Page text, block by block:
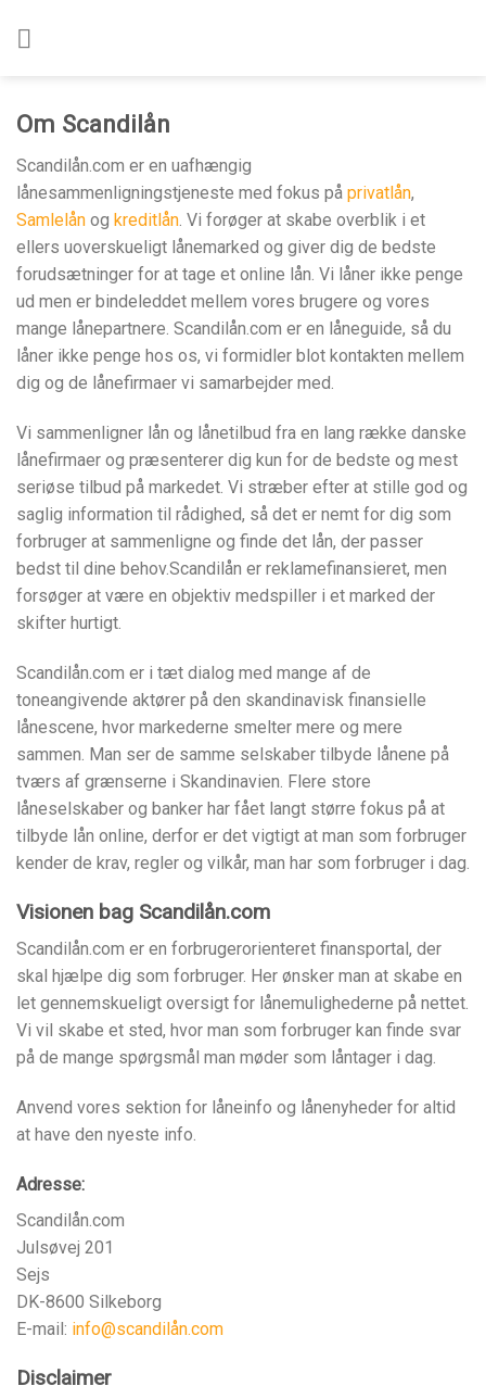
Om Scandilån
Scandilån.com er en uafhængig
lånesammenligningstjeneste med fokus på privatlån,
Samlelån og kreditlån. Vi forøger at skabe overblik i et
ellers uoverskueligt lånemarked og giver dig de bedste
forudsætninger for at tage et online lån. Vi låner ikke penge
ud men er bindeleddet mellem vores brugere og vores
mange lånepartnere. Scandilån.com er en låneguide, så du
låner ikke penge hos os, vi formidler blot kontakten mellem
dig og de lånefirmaer vi samarbejder med.
Vi sammenligner lån og lånetilbud fra en lang række danske
lånefirmaer og præsenterer dig kun for de bedste og mest
seriøse tilbud på markedet. Vi stræber efter at stille god og
saglig information til rådighed, så det er nemt for dig som
forbruger at sammenligne og finde det lån, der passer
bedst til dine behov.Scandilån er reklamefinansieret, men
forsøger at være en objektiv medspiller i et marked der
skifter hurtigt.
Scandilån.com er i tæt dialog med mange af de
toneangivende aktører på den skandinavisk finansielle
lånescene, hvor markederne smelter mere og mere
sammen. Man ser de samme selskaber tilbyde lånene på
tværs af grænserne i Skandinavien. Flere store
låneselskaber og banker har fået langt større fokus på at
tilbyde lån online, derfor er det vigtigt at man som forbruger
kender de krav, regler og vilkår, man har som forbruger i dag.
Visionen bag Scandilån.com
Scandilån.com er en forbrugerorienteret finansportal, der
skal hjælpe dig som forbruger. Her ønsker man at skabe en
let gennemskueligt oversigt for lånemulighederne på nettet.
Vi vil skabe et sted, hvor man som forbruger kan finde svar
på de mange spørgsmål man møder som låntager i dag.
Anvend vores sektion for låneinfo og lånenyheder for altid
at have den nyeste info.
Adresse:
Scandilån.com
Julsøvej 201
Sejs
DK-8600 Silkeborg
E-mail: info@scandilån.com
Disclaimer